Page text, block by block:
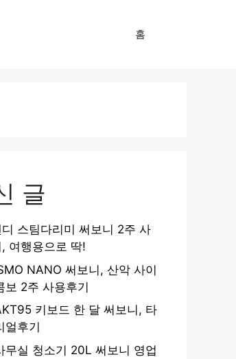
홈
글
스팀다리미 써보니 2주 사
여행용으로 딱!
NANO 써보니, 산악 사이
보 2주 사용후기
키보드 한 달 써보니, 타
얼후기
무실 청소기 20L 써보니 영업